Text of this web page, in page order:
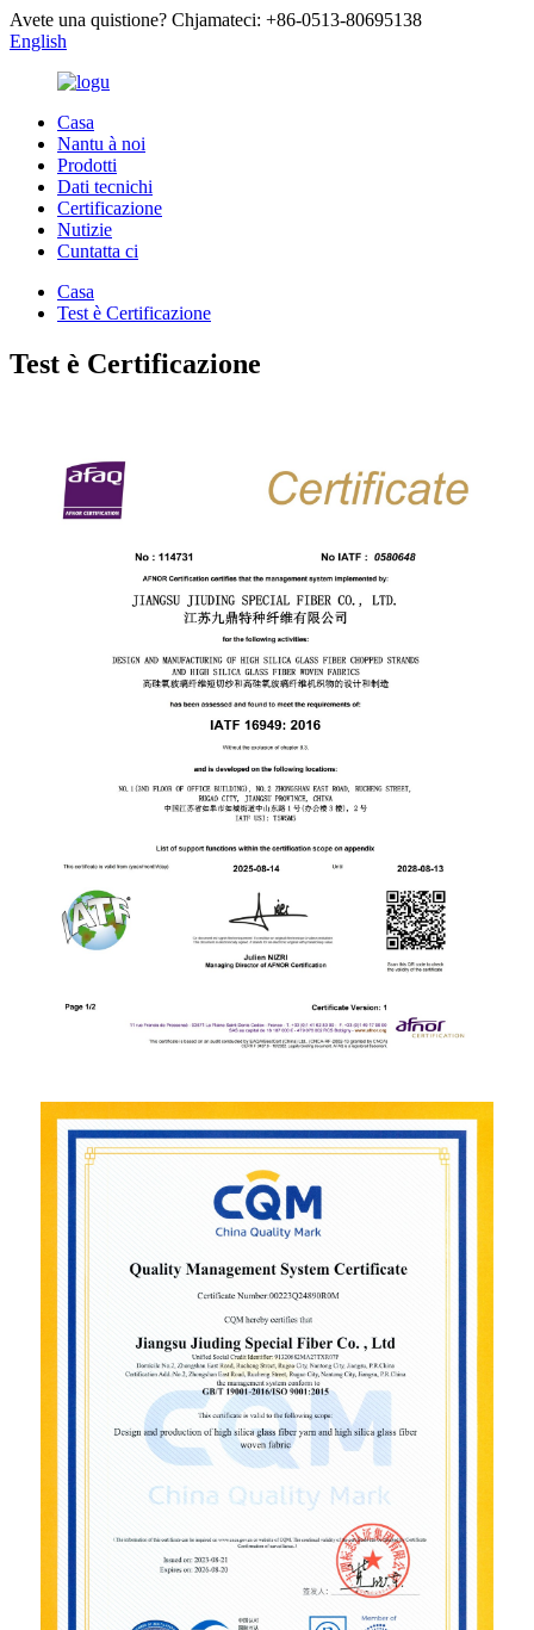
Avete una quistione? Chjamateci: +86-0513-80695138
English
Casa
Nantu à noi
Prodotti
Dati tecnichi
Certificazione
Nutizie
Cuntatta ci
Casa
Test è Certificazione
Test è Certificazione